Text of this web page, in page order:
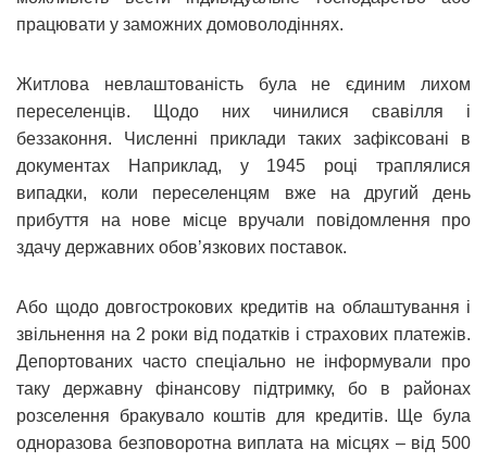
працювати у заможних домоволодіннях.
Житлова невлаштованість була не єдиним лихом
переселенців. Щодо них чинилися свавілля і
беззаконня. Численні приклади таких зафіксовані в
документах Наприклад, у 1945 році траплялися
випадки, коли переселенцям вже на другий день
прибуття на нове місце вручали повідомлення про
здачу державних обов’язкових поставок.
Або щодо довгострокових кредитів на облаштування і
звільнення на 2 роки від податків і страхових платежів.
Депортованих часто спеціально не інформували про
таку державну фінансову підтримку, бо в районах
розселення бракувало коштів для кредитів. Ще була
одноразова безповоротна виплата на місцях – від 500